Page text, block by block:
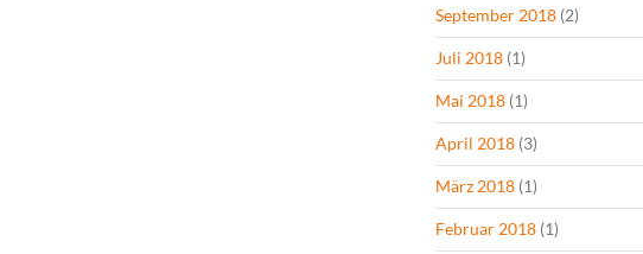
September 2018 (2)
Juli 2018 (1)
Mai 2018 (1)
April 2018 (3)
März 2018 (1)
Februar 2018 (1)